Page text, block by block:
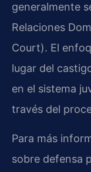
generalmente
Relaciones
Court). El
lugar del
en el sistema
través del
Para más
sobre defensa